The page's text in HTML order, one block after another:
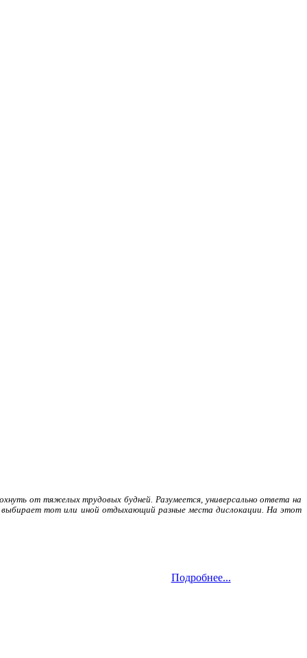
от тяжелых трудовых будней. Разумеется, универсально ответа на
выбирает тот или иной отдыхающий разные места дислокации. На этот
Подробнее...